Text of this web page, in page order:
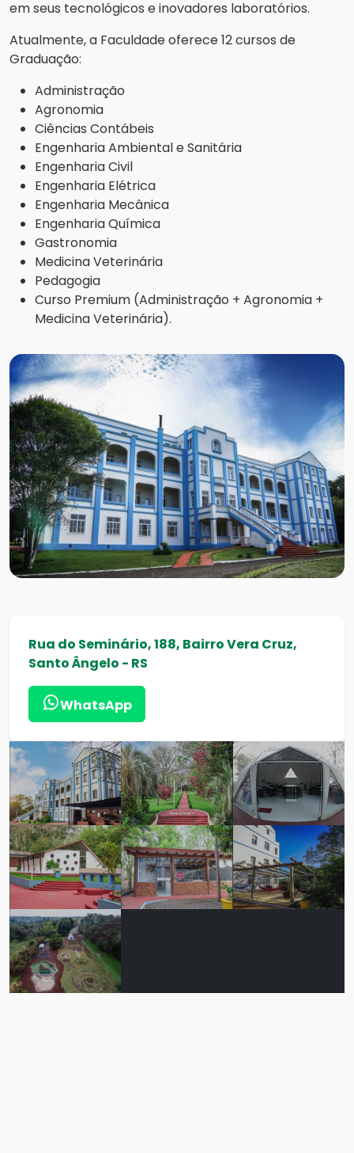
em seus tecnológicos e inovadores laboratórios.
Atualmente, a Faculdade oferece 12 cursos de
Graduação:
Administração
Agronomia
Ciências Contábeis
Engenharia Ambiental e Sanitária
Engenharia Civil
Engenharia Elétrica
Engenharia Mecânica
Engenharia Química
Gastronomia
Medicina Veterinária
Pedagogia
Curso Premium (Administração + Agronomia +
Medicina Veterinária).
Rua do Seminário, 188, Bairro Vera Cruz,
Santo Ângelo - RS
WhatsApp